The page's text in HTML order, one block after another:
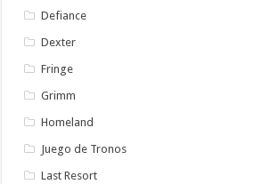
Defiance
Dexter
Fringe
Grimm
Homeland
Juego de Tronos
Last Resort